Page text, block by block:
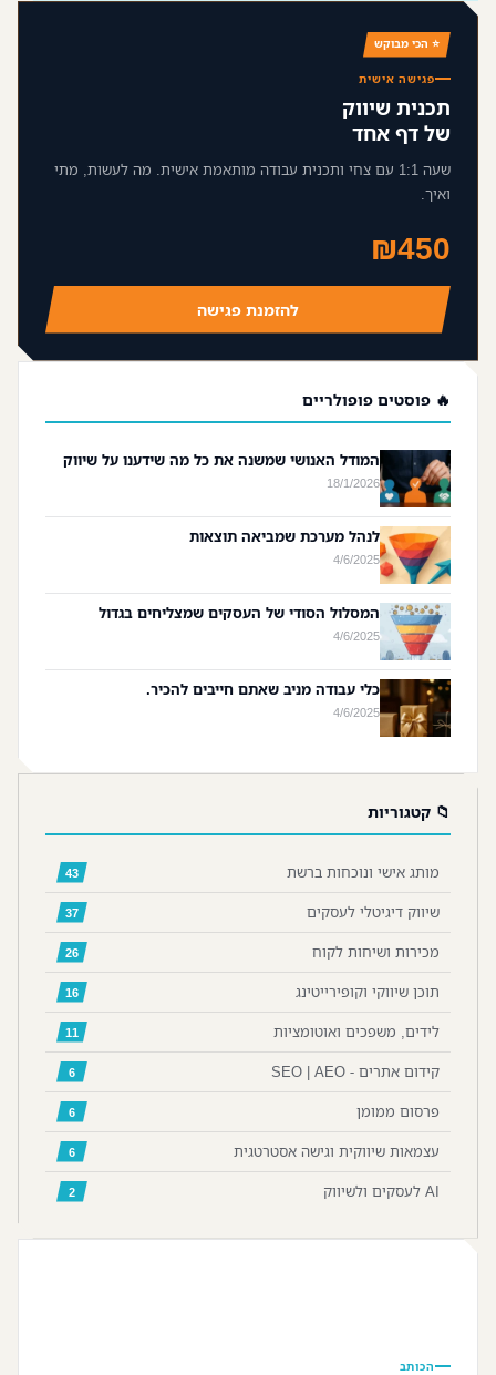
⭐ הכי מבוקש
פגישה אישית
תכנית שיווק
של דף אחד
שעה 1:1 עם צחי ותכנית עבודה מותאמת אישית. מה לעשות, מתי
ואיך.
₪450
להזמנת פגישה
🔥 פוסטים פופולריים
המודל האנושי שמשנה את כל מה שידענו על שיווק
18/1/2026
לנהל מערכת שמביאה תוצאות
4/6/2025
המסלול הסודי של העסקים שמצליחים בגדול
4/6/2025
כלי עבודה מניב שאתם חייבים להכיר.
4/6/2025
📁 קטגוריות
מותג אישי ונוכחות ברשת 43
שיווק דיגיטלי לעסקים 37
מכירות ושיחות לקוח 26
תוכן שיווקי וקופירייטינג 16
לידים, משפכים ואוטומציות 11
קידום אתרים - SEO | AEO 6
פרסום ממומן 6
עצמאות שיווקית וגישה אסטרטגית 6
AI לעסקים ולשיווק 2
הכותב